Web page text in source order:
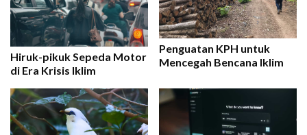
Hiruk-pikuk Sepeda Motor
di Era Krisis Iklim
Penguatan KPH untuk
Mencegah Bencana Iklim